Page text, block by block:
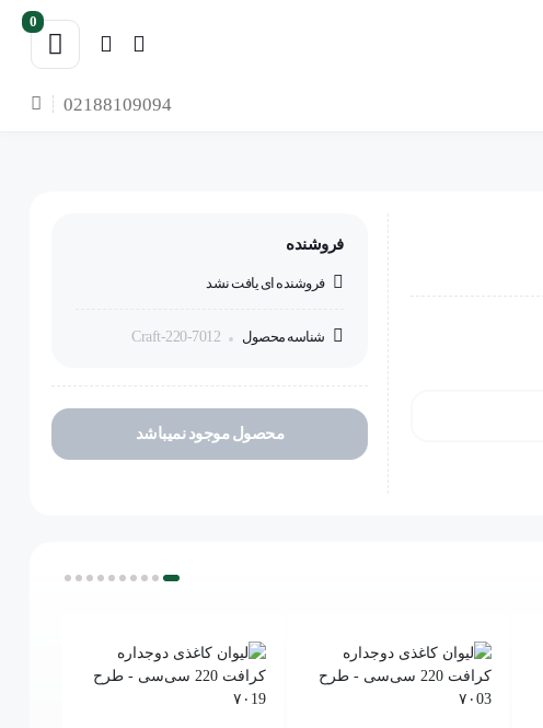
0
02188109094
فروشنده
فروشنده ای یافت نشد
شناسه محصول Craft-220-7012
محصول موجود نمیباشد